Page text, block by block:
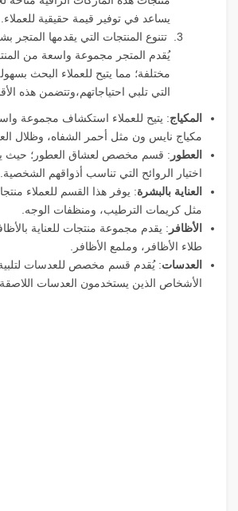
يساعد في توفير قيمة حقيقية للعملاء.
تتنوع المنتجات التي يقدمها المتجر
يُقدم المتجر مجموعة واسعة من
مختلفة؛ مما يتيح للعملاء البحث
التي تلبي احتياجاتهم،وتتضمن هذه
المكياج: يتيح للعملاء استكشاف مجموعة
مكياج نايس ون مثل أحمر الشفاه، وظلال
العطور : قسم مخصص لعشاق العطور؛ حيث
اختيار الروائح التي تناسب أذواقهم الشخصية.
العناية بالبشرة: يوفر هذا القسم للعملاء
مثل كريمات الترطيب، ومنظفات الوجه.
الأظافر : يقدم مجموعة منتجات للعناية
طلاء الأظافر، وملمع الأظافر.
العدسات: يُقدم قسم مخصص للعدسات لتلبية
الأشخاص الذين يستخدمون العدسات اللاصقة.